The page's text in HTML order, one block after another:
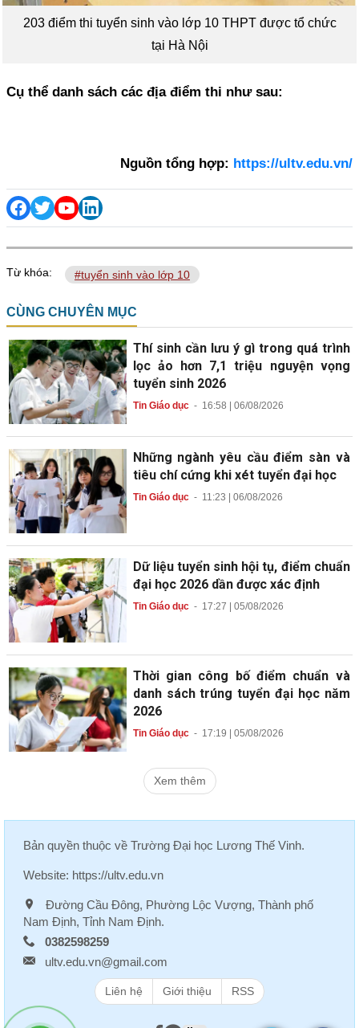
203 điểm thi tuyển sinh vào lớp 10 THPT được tổ chức
tại Hà Nội
Cụ thể danh sách các địa điểm thi như sau:
Nguồn tổng hợp: https://ultv.edu.vn/
Từ khóa: #tuyển sinh vào lớp 10
CÙNG CHUYÊN MỤC
Thí sinh cần lưu ý gì trong quá trình
lọc ảo hơn 7,1 triệu nguyện vọng
tuyển sinh 2026
Tin Giáo dục- 16:58 | 06/08/2026
Những ngành yêu cầu điểm sàn và
tiêu chí cứng khi xét tuyển đại học
Tin Giáo dục- 11:23 | 06/08/2026
Dữ liệu tuyển sinh hội tụ, điểm chuẩn
đại học 2026 dần được xác định
Tin Giáo dục- 17:27 | 05/08/2026
Thời gian công bố điểm chuẩn và
danh sách trúng tuyển đại học năm
2026
Tin Giáo dục- 17:19 | 05/08/2026
Xem thêm
Bản quyền thuộc về Trường Đại học Lương Thế Vinh.
Website: https://ultv.edu.vn
Đường Cầu Đông, Phường Lộc Vượng, Thành phố
Nam Định, Tỉnh Nam Định.
0382598259
ultv.edu.vn@gmail.com
Liên hệ Giới thiệu RSS